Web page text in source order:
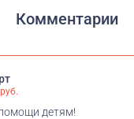
Комментарии
детям!